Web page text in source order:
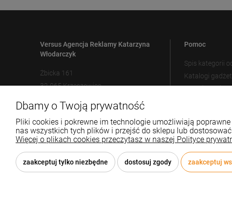
Versus Agencja Reklamy Katarzyna
Włodarczyk
Żbicka 161
32-065 Krzeszowice
12 307 25 82
biuro@versus-reklama.pl
Pomoc
Spis kategorii
Katalogi
Metody
Dbamy o Twoją prywatność
Pliki cookies i pokrewne im technologie umożliwiają
nas wszystkich tych plików i przejść do sklepu lub
Więcej o plikach cookies przeczytasz w naszej Polityce
zaakceptuj tylko niezbędne dostosuj zgody zaakceptuj